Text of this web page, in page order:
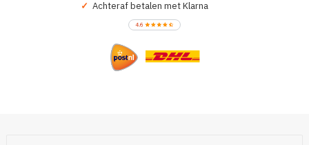
✓ Achteraf betalen met Klarna